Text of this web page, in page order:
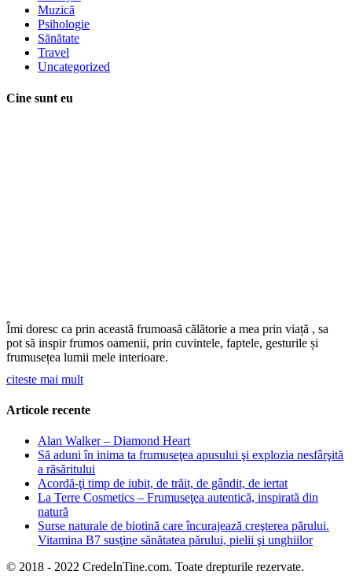
Muzică
Psihologie
Sănătate
Travel
Uncategorized
Cine sunt eu
Îmi doresc ca prin această frumoasă călătorie a mea prin viață , sa
pot să inspir frumos oamenii, prin cuvintele, faptele, gesturile și
frumusețea lumii mele interioare.
citeste mai mult
Articole recente
Alan Walker – Diamond Heart
Să aduni în inima ta frumuseţea apusului şi explozia nesfârşită
a răsăritului
Acordă-ţi timp de iubit, de trăit, de gândit, de iertat
La Terre Cosmetics – Frumuseţea autentică, inspirată din
natură
Surse naturale de biotină care încurajează creşterea părului.
Vitamina B7 susţine sănătatea părului, pielii şi unghiilor
© 2018 - 2022 CredeInTine.com. Toate drepturile rezervate.